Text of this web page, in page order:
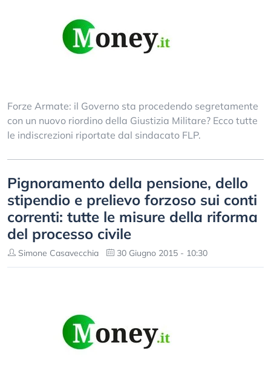
Forze Armate: il Governo sta procedendo segretamente
con un nuovo riordino della Giustizia Militare? Ecco tutte
le indiscrezioni riportate dal sindacato FLP.
Pignoramento della pensione, dello
stipendio e prelievo forzoso sui conti
correnti: tutte le misure della riforma
del processo civile
Simone Casavecchia 30 Giugno 2015 - 10:30